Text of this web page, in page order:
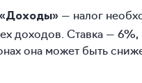
— налог
доходов. Ставка —
она может быть